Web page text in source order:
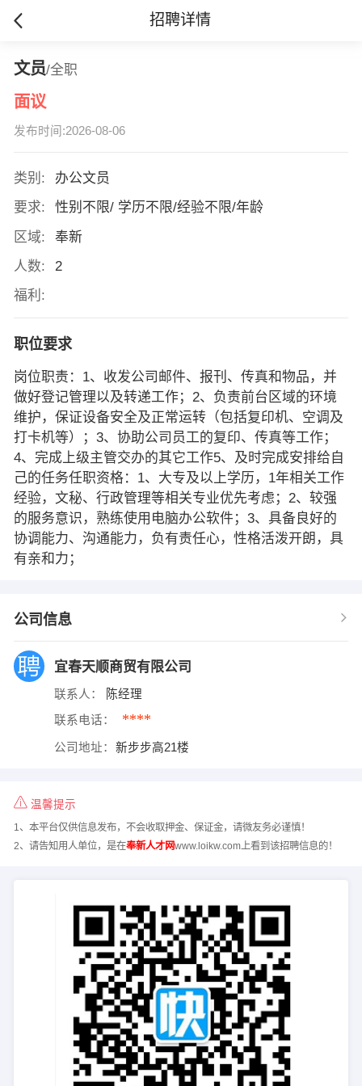
招聘详情
文员/全职
面议
发布时间:2026-08-06
类别:
办公文员
要求:
性别不限/ 学历不限/经验不限/年龄
区域:
奉新
人数:
2
福利:
职位要求
岗位职责：1、收发公司邮件、报刊、传真和物品，并
做好登记管理以及转递工作；2、负责前台区域的环境
维护，保证设备安全及正常运转（包括复印机、空调及
打卡机等）；3、协助公司员工的复印、传真等工作；
4、完成上级主管交办的其它工作5、及时完成安排给自
己的任务任职资格：1、大专及以上学历，1年相关工作
经验，文秘、行政管理等相关专业优先考虑；2、较强
的服务意识，熟练使用电脑办公软件；3、具备良好的
协调能力、沟通能力，负有责任心，性格活泼开朗，具
有亲和力；
公司信息
宜春天顺商贸有限公司
联系人： 陈经理
联系电话： ****
公司地址： 新步步高21楼
温馨提示
1、本平台仅供信息发布，不会收取押金、保证金，请微友务必谨慎！
2、请告知用人单位，是在奉新人才网www.loikw.com上看到该招聘信息的！